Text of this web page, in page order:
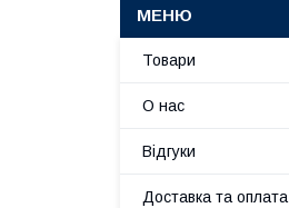
Товари
О нас
Відгуки
Доставка та оплата